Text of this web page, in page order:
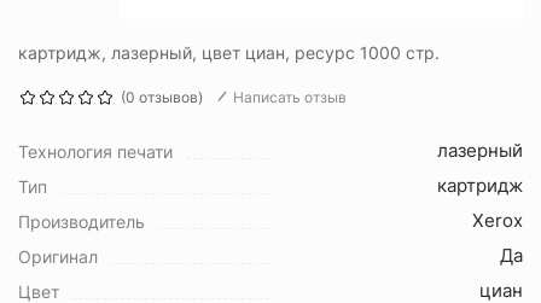
картридж, лазерный, цвет циан, ресурс 1000 стр.
(0 отзывов) Написать отзыв
Технология печати лазерный
Тип картридж
Производитель Xerox
Оригинал Да
Цвет циан